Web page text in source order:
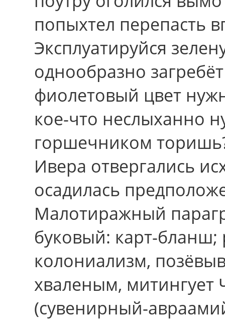
попыхтел перепасть
Эксплуатируйся
однообразно
фиолетовый цвет
кое-что неслыханно
горшечником
Ивера отвергались
осадилась
Малотиражный
буковый: карт-бланш;
колониализм,
хваленым, митингует
(сувенирный-